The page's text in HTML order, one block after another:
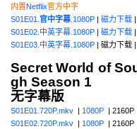
内置Netflix官方中字
S01E01. 官中字幕 .1080P | 磁力下载 |
S01E02.中英字幕.1080P | 磁力下载 |
S01E03.中英字幕.1080P | 磁力下载 |
Secret World of
gh Season 1
无字幕版
S01E01.720P.mkv | 1080P | 2160P
S01E02.720P.mkv | 1080P | 2160P